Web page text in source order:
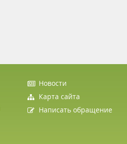
Новости
Карта сайта
Написать обращение